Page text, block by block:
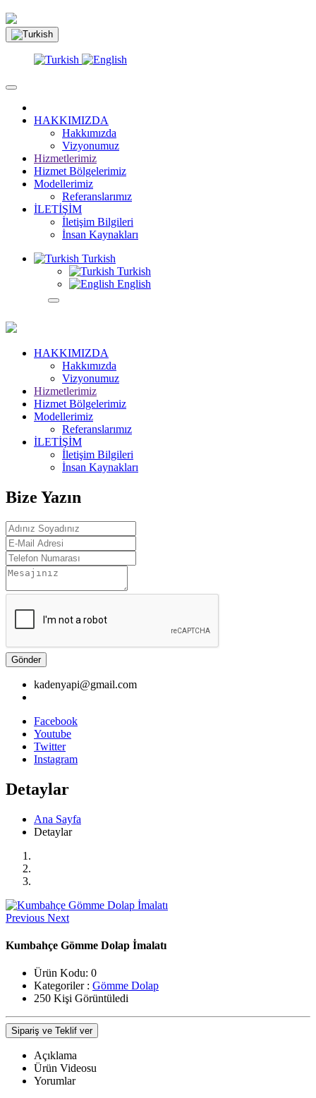
HAKKIMIZDA
Hakkımızda
Vizyonumuz
Hizmetlerimiz
Hizmet Bölgelerimiz
Modellerimiz
Referanslarımız
İLETİŞİM
İletişim Bilgileri
İnsan Kaynakları
Turkish
Turkish
English
HAKKIMIZDA
Hakkımızda
Vizyonumuz
Hizmetlerimiz
Hizmet Bölgelerimiz
Modellerimiz
Referanslarımız
İLETİŞİM
İletişim Bilgileri
İnsan Kaynakları
Bize Yazın
Gönder
kadenyapi@gmail.com
Facebook
Youtube
Twitter
Instagram
Detaylar
Ana Sayfa
Detaylar
Previous Next
Kumbahçe Gömme Dolap İmalatı
Ürün Kodu: 0
Kategoriler : Gömme Dolap
250 Kişi Görüntüledi
Sipariş ve Teklif ver
Açıklama
Ürün Videosu
Yorumlar